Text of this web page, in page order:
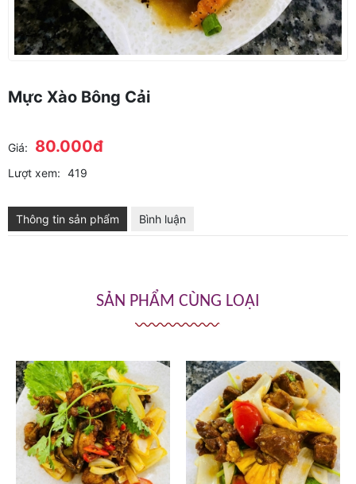
Mực Xào Bông Cải
Giá: 80.000đ
Lượt xem: 419
Thông tin sản phẩm Bình luận
SẢN PHẨM CÙNG LOẠI